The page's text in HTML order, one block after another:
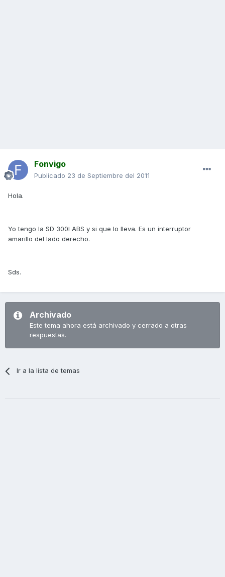
Fonvigo
Publicado 23 de Septiembre del 2011
Hola.
Yo tengo la SD 300I ABS y si que lo lleva. Es un interruptor
amarillo del lado derecho.
Sds.
Archivado
Este tema ahora está archivado y cerrado a otras
respuestas.
Ir a la lista de temas